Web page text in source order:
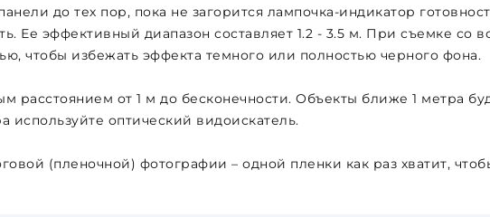
до тех пор, пока не загорится лампочка-индикатор
эффективный диапазон составляет 1.2 - 3.5 м. При съемке со
чтобы избежать эффекта темного или полностью черного фона.
от 1 м до бесконечности. Объекты ближе 1 метра
используйте оптический видоискатель.
(пленочной) фотографии – одной пленки как раз хватит,